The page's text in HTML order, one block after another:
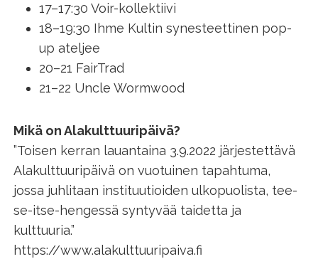
17–17:30 Voir-kollektiivi
18–19:30 Ihme Kultin synesteettinen pop-
up ateljee
20–21 FairTrad
21–22 Uncle Wormwood
Mikä on Alakulttuuripäivä?
”Toisen kerran lauantaina 3.9.2022 järjestettävä
Alakulttuuripäivä on vuotuinen tapahtuma,
jossa juhlitaan instituutioiden ulkopuolista, tee-
se-itse-hengessä syntyvää taidetta ja
kulttuuria.”
https://www.alakulttuuripaiva.fi